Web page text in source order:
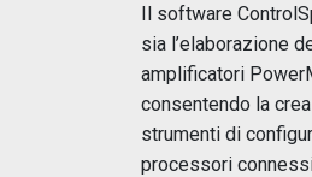
Il software
sia l’elaborazione
amplificatori
consentendo la
strumenti di
processori